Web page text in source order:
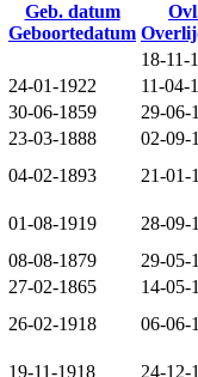
Geb. datum
Geboortedatum
18-11-
24-01-1922
11-04-
30-06-1859
29-06-
23-03-1888
02-09-
04-02-1893 21-01-
01-08-1919
28-09-
08-08-1879
29-05-
27-02-1865
14-05-
26-02-1918 06-06-
19-11-1918 24-12-